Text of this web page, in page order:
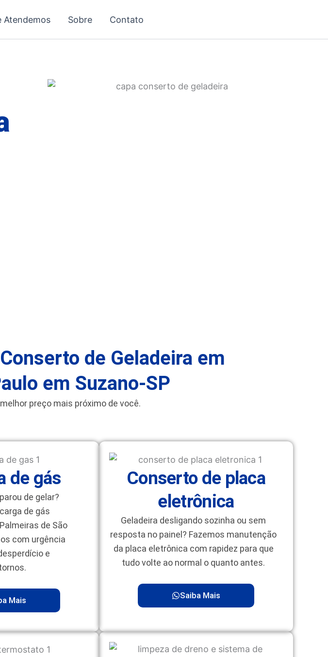
Atendemos Sobre Contato
de Geladeira em
em Suzano-SP
preço mais próximo de você.
de gás
de gelar?
de gás
de São
com urgência
e
Mais
Conserto de placa
eletrônica
Geladeira desligando sozinha ou sem
resposta no painel? Fazemos manutenção
da placa eletrônica com rapidez para que
tudo volte ao normal o quanto antes.
Saiba Mais